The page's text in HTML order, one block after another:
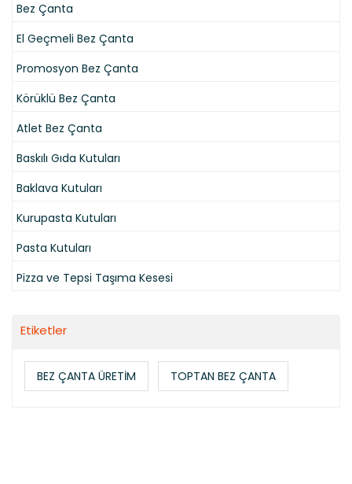
Bez Çanta
El Geçmeli Bez Çanta
Promosyon Bez Çanta
Körüklü Bez Çanta
Atlet Bez Çanta
Baskılı Gıda Kutuları
Baklava Kutuları
Kurupasta Kutuları
Pasta Kutuları
Pizza ve Tepsi Taşıma Kesesi
Etiketler
BEZ ÇANTA ÜRETİM TOPTAN BEZ ÇANTA